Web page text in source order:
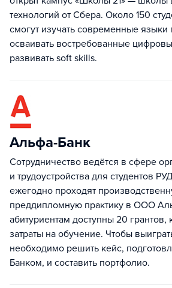
технологий от Сбера. Около 150
смогут изучать современные
осваивать востребованные
развивать soft skills.
Альфа-Банк
Cотрудничество ведётся в сфере
и трудоустройства для студентов
ежегодно проходят
преддипломную практику в ООО
абитуриентам доступны 20
затраты на обучение. Чтобы
необходимо решить кейс,
Банком, и составить портфолио.